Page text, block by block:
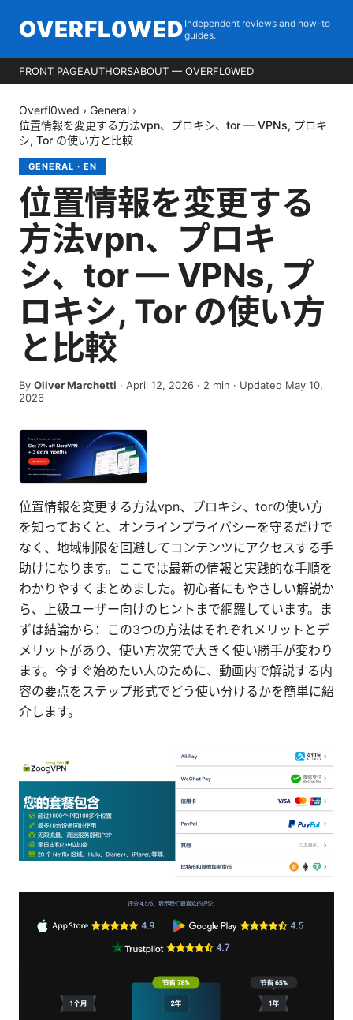
OVERFL0WED Independent reviews and how-to
guides.
FRONT PAGEAUTHORSABOUT — OVERFL0WED
Overfl0wed › General ›
位置情報を変更する方法vpn、プロキシ、tor — VPNs, プロキ
シ, Tor の使い方と比較
GENERAL · EN
位置情報を変更する
方法vpn、プロキ
シ、tor — VPNs, プ
ロキシ, Tor の使い方
と比較
By Oliver Marchetti · April 12, 2026 · 2 min · Updated May 10,
2026
位置情報を変更する方法vpn、プロキシ、torの使い方
を知っておくと、オンラインプライバシーを守るだけで
なく、地域制限を回避してコンテンツにアクセスする手
助けになります。ここでは最新の情報と実践的な手順を
わかりやすくまとめました。初心者にもやさしい解説か
ら、上級ユーザー向けのヒントまで網羅しています。ま
ずは結論から：この3つの方法はそれぞれメリットとデ
メリットがあり、使い方次第で大きく使い勝手が変わり
ます。今すぐ始めたい人のために、動画内で解説する内
容の要点をステップ形式でどう使い分けるかを簡単に紹
介します。